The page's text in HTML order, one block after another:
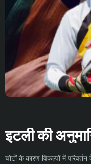
इटली की
चोटों के कारण विकल्पों में